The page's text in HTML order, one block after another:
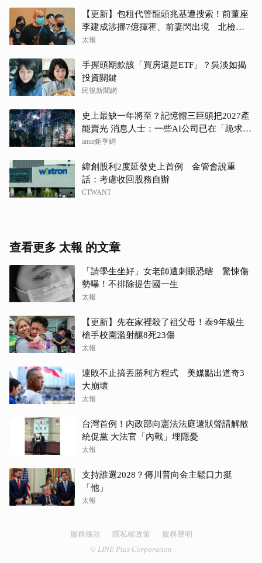
【更新】包租代管龍頭兆基遭搜索！前董座
李建成涉挪7億揮霍、前妻閃出境 北檢今
約談
太報
手握頭期款該「買房還是ETF」？吳淡如揭
投資關鍵
民視新聞網
史上最缺一年將至？記憶體三巨頭把2027產
能賣光 消息人士：一些AI公司已在「跪求晶
片」
anue鉅亨網
緯創股利2度延發史上首例 金管會說重
話：考慮收回股務自辦
CTWANT
查看更多 太報 的文章
「請學生坐好」女老師遭刺眼恐瞎 驚悚傷
勢曝！不排除提告國一生
太報
【更新】先在家裡殺了祖父母！泰9年級生
槍手校園濫射釀8死23傷
太報
連敗不止搞丟勝利方程式 美媒點出道奇3
大崩壞
太報
台灣首例！內政部向憲法法庭遞狀聲請解散
統促黨 大法官「內戰」埋隱憂
太報
支持誰選2028？傳川普向金主鬆口力挺
「他」
太報
服務條款 隱私權政策
服務聲明
© LINE Plus Corporation